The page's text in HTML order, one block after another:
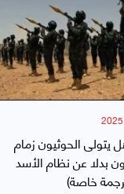
الحوثيون زمام
بدلا عن نظام الأسد
خاصة)